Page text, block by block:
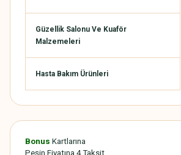
Güzellik Salonu Ve Kuaför
Malzemeleri
Hasta Bakım Ürünleri
Bonus Kartlarına
Peşin Fiyatına 4 Taksit